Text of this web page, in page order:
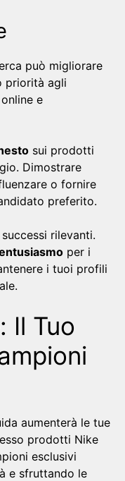
può migliorare
priorità agli
e
sui prodotti
Dimostrare
o fornire
preferito.
rilevanti.
per i
i tuoi profili
Il Tuo
aumenterà le tue
prodotti Nike
esclusivi
e sfruttando le